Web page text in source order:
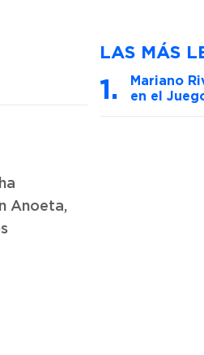
Anoeta,
LAS MÁS
Mariano
en el